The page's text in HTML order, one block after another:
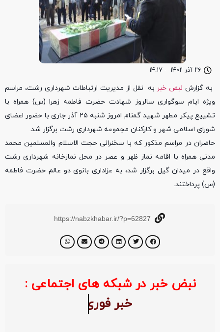
۲۶ آذر ۱۴۰۲ - ۱۴:۱۷
به گزارش نبض خبر به نقل از مدیریت ارتباطات شهرداری رشت، مراسم
ویژه ایام سوگواری سالروز شهادت حضرت فاطمه زهرا (س) همراه با
تشییع پیکر مطهر شهید گمنام امروز شنبه ۲۵ آذر جاری با حضور اعضای
شورای اسلامی شهر و کارکنان مجموعه شهرداری رشت برگزار شد.
حاضران در مراسم مذکور که با سخنرانی حجت الاسلام والمسلمین محمد
مدنی همراه با اقامه نماز ظهر و عصر در محل نمازخانه شهرداری رشت
واقع در میدان گیل برگزار شد، به عزاداری بانوی دو عالم حضرت فاطمه
(س) پرداختند.
https://nabzkhabar.ir/?p=62827
نبض خبر در شبکه های اجتماعی : خبر